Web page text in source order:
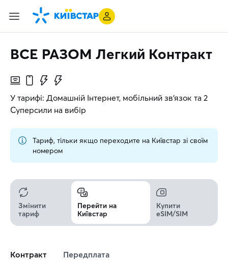
ВСЕ РАЗОМ Легкий Контракт
У тарифі: Домашній Інтернет, мобільний зв’язок та 2
Суперсили на вибір
Тариф, тільки якщо переходите на Київстар зі своїм
номером
Змінити
тариф
Перейти на
Київстар
Купити
eSIM/SIM
Контракт Передплата